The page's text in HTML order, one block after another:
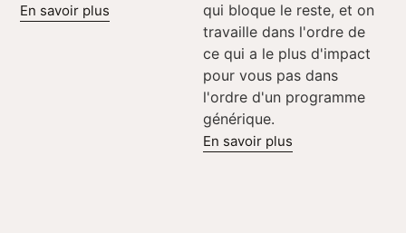
En savoir plus
qui bloque le reste, et on
travaille dans l'ordre de
ce qui a le plus d'impact
pour vous pas dans
l'ordre d'un programme
générique.
En savoir plus